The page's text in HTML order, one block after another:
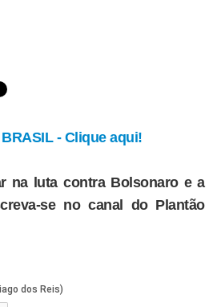
- Clique aqui!
na luta contra Bolsonaro e a
se no canal do Plantão